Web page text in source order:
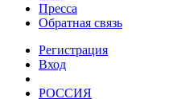
Пресса
Обратная связь
Регистрация
Вход
РОССИЯ